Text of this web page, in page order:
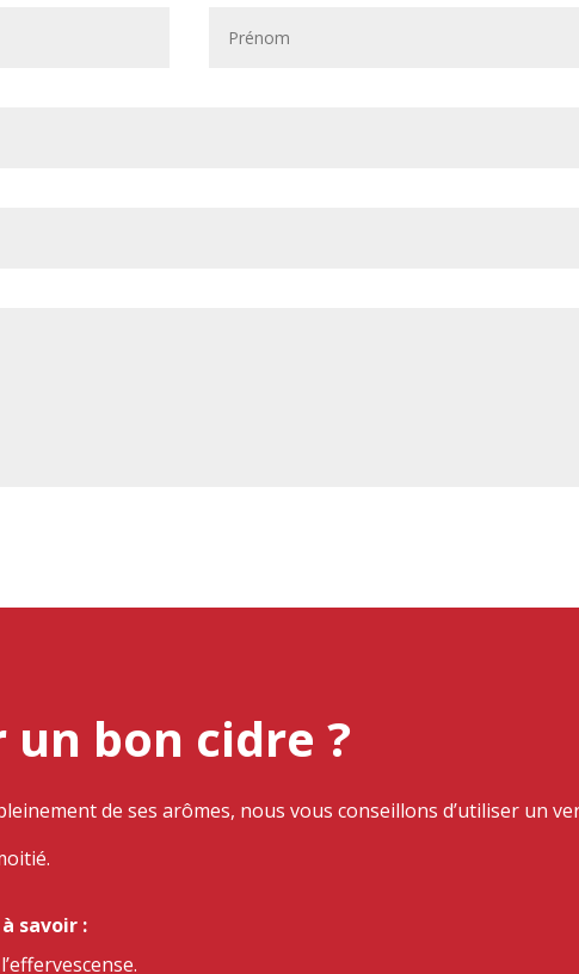
bon cidre ?
de ses arômes, nous vous conseillons d’utiliser un
savoir :